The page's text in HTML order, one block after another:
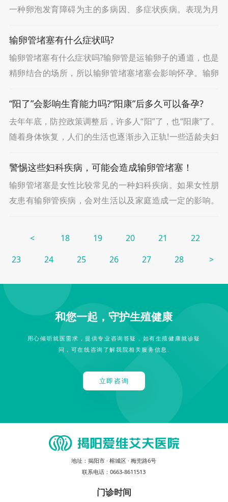
一种卵泡发育障碍为主的多病因、多症状疾病。表现为月
产、妊娠期糖尿病、糖耐量异常、非胰岛素依赖型糖尿病
输卵管堵塞有什么症状吗?
输卵管堵塞有什么症状吗?输卵管是运输卵子的通道，也是
精卵结合的场所，所以输卵管堵塞堵塞会影响怀孕。输卵
不孕，所以夫妻在有正常性生活一年以上，且未采取避
“阳了”会影响生育能力吗?“阳康”后多久可以备孕?
去年年底，防控政策调整后，许多人“阳”了，也“阳康”了。
随着身体恢复，人们的生活也逐渐步入正轨!一些适龄夫妇
备孕有影响。一些关于“阳康”后备孕的常
警惕这些妇科疾病，可能会造成输卵管堵塞！
输卵管堵塞是女性比较常见的一种妇科疾病。如果女性朋
友患有输卵管疾病，会对生活以及家庭造成一定的影响。
< 18 19 20 21
22
23
24 25 26 27 28 >
和您一起，守护生殖健康
用心倾听就医需求，提供专业咨询答疑，如有生殖健康就诊疑
问，可在线咨询了解我院相关服务信息.
立即咨询
地址：揭阳市 · 榕城区 · 梅兜路6号
联系电话：0663-8611513
门诊时间